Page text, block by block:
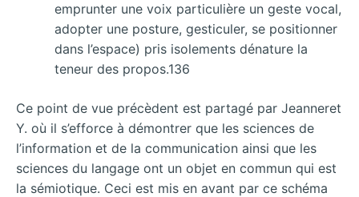
emprunter une voix particulière un geste vocal,
adopter une posture, gesticuler, se positionner
dans l’espace) pris isolements dénature la
teneur des propos.136
Ce point de vue précèdent est partagé par Jeanneret
Y. où il s’efforce à démontrer que les sciences de
l’information et de la communication ainsi que les
sciences du langage ont un objet en commun qui est
la sémiotique. Ceci est mis en avant par ce schéma